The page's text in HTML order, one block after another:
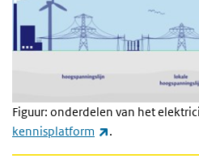
Figuur: onderdelen van het
kennisplatform
.